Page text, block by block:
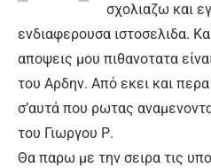
σχολιαζω και
ενδιαφερουσα ιστοσελιδα.
αποψεις μου πιθανοτατα
του Αρδην. Από εκει και
σ’αυτά που ρωτας
του Γιωργου Ρ.
Θα παρω με την σειρα τις